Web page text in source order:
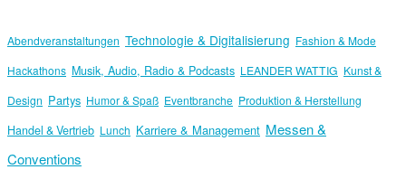
Abendveranstaltungen Technologie & Digitalisierung Fashion & Mode
Hackathons Musik, Audio, Radio & Podcasts LEANDER WATTIG Kunst &
Design Partys Humor & Spaß Eventbranche Produktion & Herstellung
Handel & Vertrieb Lunch Karriere & Management Messen &
Conventions